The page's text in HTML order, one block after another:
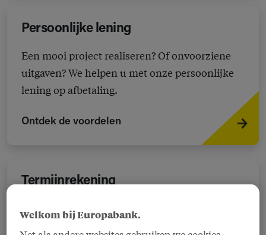
Persoonlijke lening
Een mooi project realiseren? Of onvoorziene
uitgaven? We helpen u met onze persoonlijke
lening op afbetaling.
Ontdek de voordelen
Termijnrekening
Wil u een bedrag dat u een tijd kan missen,
laten renderen? Tegen het minste risico? Zet
Welkom bij Europabank.